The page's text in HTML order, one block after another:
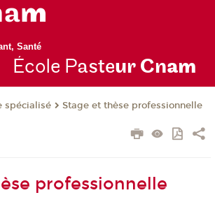
Santé
École Pasteur Cnam
spécialisé Stage et thèse professionnelle
professionnelle